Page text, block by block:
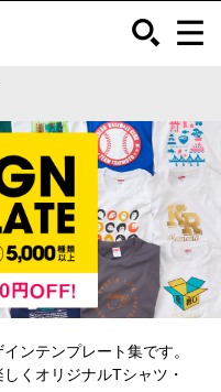
ンテンプレート集です。
くオリジナルTシャツ・